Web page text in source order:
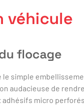
véhicule
flocage
simple
audacieuse de
micro